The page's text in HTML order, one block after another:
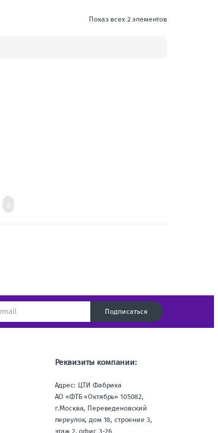
Показ всех 2 элементов
Подписаться
Реквизиты компании:
Адрес: ЦТИ Фабрика
АО «ФТБ «Октябрь» 105082,
г.Москва, Переведеновский
переулок, дом 18, строение 3,